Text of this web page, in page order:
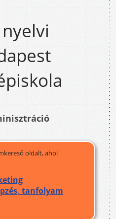
oldalt, ahol
tanfolyam